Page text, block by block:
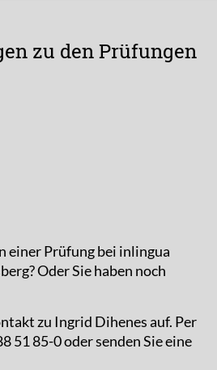
zu den Prüfungen
einer Prüfung bei inlingua
Oder Sie haben noch
zu Ingrid Dihenes auf. Per
51 85-0 oder senden Sie eine